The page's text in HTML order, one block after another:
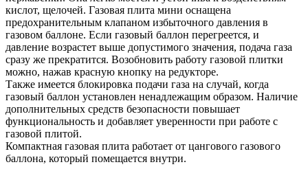
кислот, щелочей. Газовая плита мини оснащена
предохранительным клапаном избыточного давления в
газовом баллоне. Если газовый баллон перегреется, и
давление возрастет выше допустимого значения, подача газа
сразу же прекратится. Возобновить работу газовой плитки
можно, нажав красную кнопку на редукторе.
Также имеется блокировка подачи газа на случай, когда
газовый баллон установлен ненадлежащим образом. Наличие
дополнительных средств безопасности повышает
функциональность и добавляет уверенности при работе с
газовой плитой.
Компактная газовая плита работает от цангового газового
баллона, который помещается внутри.